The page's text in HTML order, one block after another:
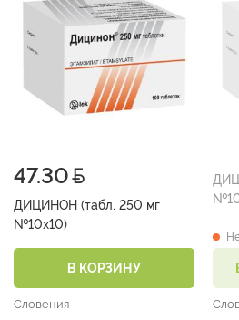
47.30
ДИЦИНОН (табл. 250 мг
№10х10)
В КОРЗИНУ
Словения